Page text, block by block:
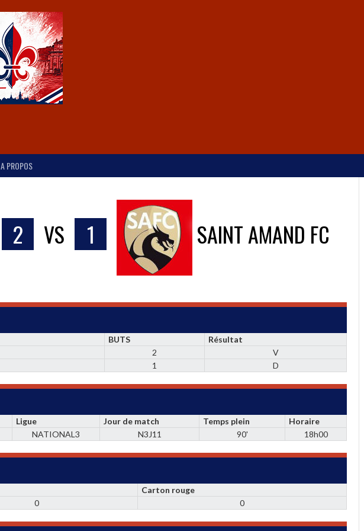
A PROPOS
2 VS 1 SAINT AMAND FC
BUTS
Résultat
2
V
1 D
Ligue Jour de match Temps plein
Horaire
NATIONAL3 N3J11 90' 18h00
Carton rouge
0 0